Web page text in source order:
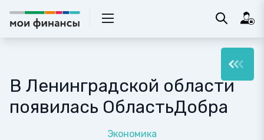
В Ленинградской области
появилась ОбластьДобра
Экономика